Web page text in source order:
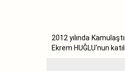
2012 yılında
Ekrem HUĞLU‘nun